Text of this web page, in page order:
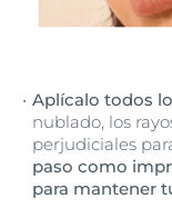
Aplícalo todos
nublado, los
perjudiciales
paso como
para mantener